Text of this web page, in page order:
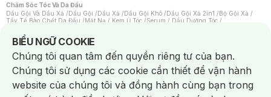
Chăm Sóc Tóc Và Da Đầu
Dầu Gội Và Dầu Xả /Dầu Gội /Dầu Xả /Dầu Gội Khô /Dầu Gội Xả 2in1 /Bộ Gội Xả /
Tẩy Tế Bào Chết Da Đầu /Mặt Nạ / Kem Ủ Tóc /Serum / Dầu Dưỡng Tóc /
Máy Sấy Tóc
Lược
Kem Tẩy Lông/Dụng Cụ Tẩy Lông
Nước Hoa
Nước Hoa Nam Nước Hoa Cao Cấp Xịt Thơm Toàn Thân
Nước Hoa Vùng Kín
BIỂU NGỮ COOKIE
Notice about cookies usage
Chúng tôi quan tâm đến quyền riêng tư của bạn.
Chúng tôi sử dụng các cookie cần thiết để vận hành
website của chúng tôi và đồng hành cùng bạn trong